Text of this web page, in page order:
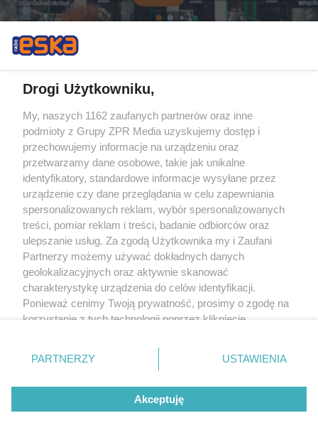
Drogi Użytkowniku,
My, naszych 1162 zaufanych partnerów oraz inne
podmioty z Grupy ZPR Media uzyskujemy dostęp i
przechowujemy informacje na urządzeniu oraz
przetwarzamy dane osobowe, takie jak unikalne
identyfikatory, standardowe informacje wysyłane przez
urządzenie czy dane przeglądania w celu zapewniania
spersonalizowanych reklam, wybór spersonalizowanych
treści, pomiar reklam i treści, badanie odbiorców oraz
ulepszanie usług. Za zgodą Użytkownika my i Zaufani
Partnerzy możemy używać dokładnych danych
geolokalizacyjnych oraz aktywnie skanować
charakterystykę urządzenia do celów identyfikacji.
Ponieważ cenimy Twoją prywatność, prosimy o zgodę na
korzystanie z tych technologii poprzez kliknięcie
zmienić/wycofać klikając przycisk ustawień prywatności
znajdujący się w lewym dolnym rogu strony
rodzaje przetwarzania danych nie wymagają zgody
użytkownika, ale masz prawo sprzeciwić się takiemu
przetwarzaniu. Preferencje będą miały zastosowanie tylko
PARTNERZY USTAWIENIA
Akceptuję